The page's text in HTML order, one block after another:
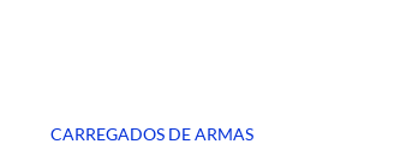
CARREGADOS DE ARMAS